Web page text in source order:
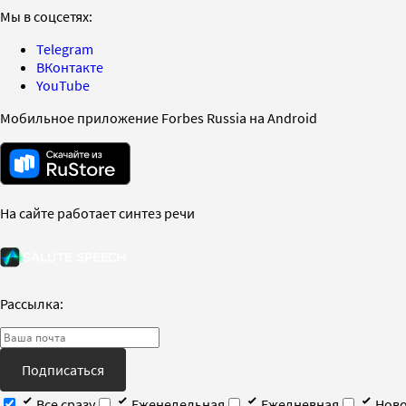
Мы в соцсетях:
Telegram
ВКонтакте
YouTube
Мобильное приложение Forbes Russia на Android
На сайте работает синтез речи
Рассылка:
Подписаться